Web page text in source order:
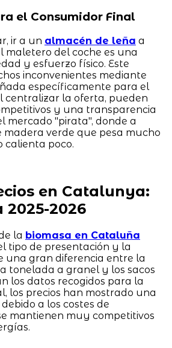
el Consumidor Final
ir a un almacén de leña a
maletero del coche es una
y esfuerzo físico. Este
inconvenientes mediante
específicamente para el
centralizar la oferta, pueden
y una transparencia
mercado "pirata", donde a
madera verde que pesa mucho
calienta poco.
en Catalunya:
2026
la biomasa en Cataluña
tipo de presentación y la
una gran diferencia entre la
tonelada a granel y los sacos
los datos recogidos para la
los precios han mostrado una
a los costes de
mantienen muy competitivos